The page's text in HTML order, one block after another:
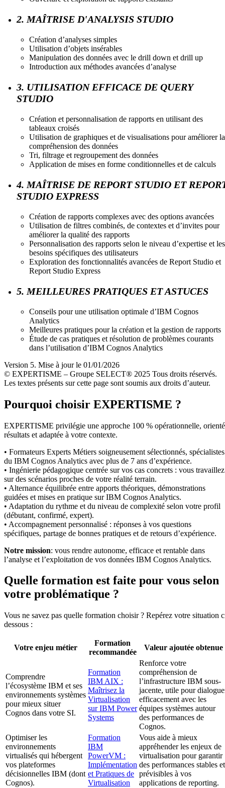
2. MAÎTRISE D'ANALYSIS STUDIO
Création d’analyses simples
Utilisation d’objets insérables
Manipulation des données avec le drill down et drill up
Introduction aux méthodes avancées d’analyse
3. UTILISATION EFFICACE DE QUERY
STUDIO
Création et personnalisation de rapports en utilisant des
tableaux croisés
Utilisation de graphiques et de visualisations pour améliorer la
compréhension des données
Tri, filtrage et regroupement des données
Application de mises en forme conditionnelles et de calculs
4. MAÎTRISE DE REPORT STUDIO ET
STUDIO EXPRESS
Création de rapports complexes avec des options avancées
Utilisation de filtres combinés, de contextes et d’invites pour
améliorer la qualité des rapports
Personnalisation des rapports selon le niveau d’expertise et les
besoins spécifiques des utilisateurs
Exploration des fonctionnalités avancées de Report Studio et
Report Studio Express
5. MEILLEURES PRATIQUES ET ASTUCES
Conseils pour une utilisation optimale d’IBM Cognos
Analytics
Meilleures pratiques pour la création et la gestion de rapports
Étude de cas pratiques et résolution de problèmes courants
dans l’utilisation d’IBM Cognos Analytics
Version 5. Mise à jour le 01/01/2026
© EXPERTISME – Groupe SELECT® 2025 Tous droits réservés.
Les textes présents sur cette page sont soumis aux droits d’auteur.
Pourquoi choisir EXPERTISME ?
EXPERTISME privilégie une approche 100 % opérationnelle,
résultats et adaptée à votre contexte.
• Formateurs Experts Métiers soigneusement sélectionnés, spécialistes
du IBM Cognos Analytics avec plus de 7 ans d’expérience.
• Ingénierie pédagogique centrée sur vos cas concrets : vous travaillez
sur des scénarios proches de votre réalité terrain.
• Alternance équilibrée entre apports théoriques, démonstrations
guidées et mises en pratique sur IBM Cognos Analytics.
• Adaptation du rythme et du niveau de complexité selon votre profil
(débutant, confirmé, expert).
• Accompagnement personnalisé : réponses à vos questions
spécifiques, partage de bonnes pratiques et de retours d’expérience.
Notre mission: vous rendre autonome, efficace et rentable dans
l’analyse et l’exploitation de vos données IBM Cognos Analytics.
Quelle formation est faite pour vous selon
votre problématique ?
Vous ne savez pas quelle formation choisir ? Repérez votre situation
dessous :
Votre enjeu métier
Formation
recommandée
Valeur ajoutée obtenue
Comprendre
l’écosystème IBM et ses
environnements systèmes
pour mieux situer
Cognos dans votre SI.
Formation
IBM AIX :
Maîtrisez la
Virtualisation
sur IBM Power
Systems
Renforce votre
compréhension de
l’infrastructure IBM sous-
jacente, utile pour
efficacement avec les
équipes systèmes autour
des performances de
Cognos.
Optimiser les
environnements
virtualisés qui hébergent
vos plateformes
décisionnelles IBM (dont
Cognos).
Formation
IBM
PowerVM :
Implémentation
et Pratiques de
Virtualisation
Vous aide à mieux
appréhender les enjeux de
virtualisation pour garantir
des performances stables et
prévisibles à vos
applications de reporting.